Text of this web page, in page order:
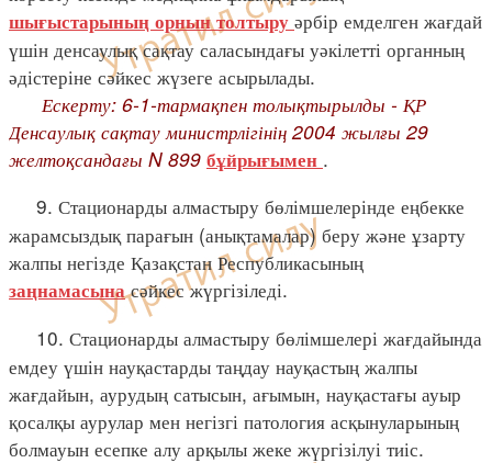
шығыстарының орнын толтыру әрбір емделген жағдай
үшін денсаулық сақтау саласындағы уәкілетті органның
әдістеріне сәйкес жүзеге асырылады.
Ескерту: 6-1-тармақпен толықтырылды - ҚР
Денсаулық сақтау министрлігінің 2004 жылғы 29
желтоқсандағы N 899 бұйрығымен .
9. Стационарды алмастыру бөлімшелерінде еңбекке
жарамсыздық парағын (анықтамалар) беру және ұзарту
жалпы негізде Қазақстан Республикасының
заңнамасынасәйкес жүргізіледі.
10. Стационарды алмастыру бөлімшелері жағдайында
емдеу үшін науқастарды таңдау науқастың жалпы
жағдайын, аурудың сатысын, ағымын, науқастағы ауыр
қосалқы аурулар мен негізгі патология асқынуларының
болмауын есепке алу арқылы жеке жүргізілуі тиіс.